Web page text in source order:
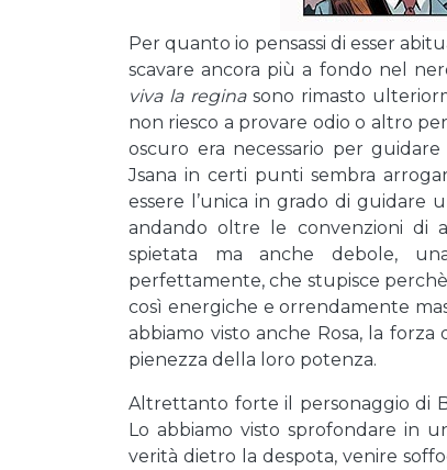
Per quanto io pensassi di esser
scavare ancora più a fondo nel
viva la reginasono rimasto
non riesco a provare odio o altro
oscuro era necessario per
Jsana in certi punti sembra
essere l’unica in grado di guidare
andando oltre le convenzioni di
spietata ma anche debole,
perfettamente, che stupisce
così energiche e orrendamente
abbiamo visto anche Rosa, la
pienezza della loro potenza.
Altrettanto forte il personaggio di
Lo abbiamo visto sprofondare in
verità dietro la despota, venire